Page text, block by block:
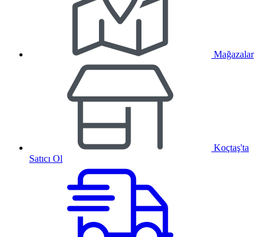
Mağazalar
Koçtaş'ta
Satıcı Ol